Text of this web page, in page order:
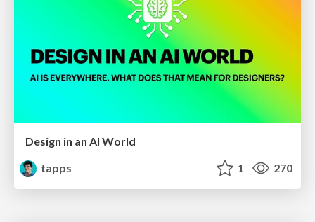
Design in an AI World
tapps
1 270